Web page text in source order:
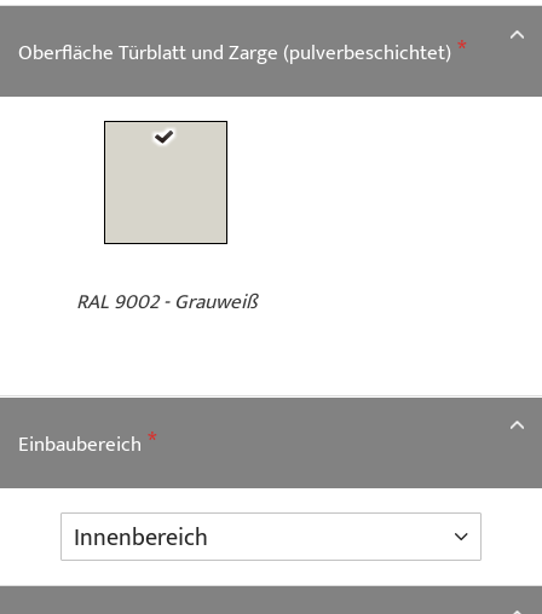
Oberfläche Türblatt und Zarge (pulverbeschichtet)
RAL 9002 - Grauweiß
Einbaubereich